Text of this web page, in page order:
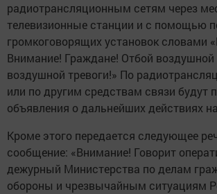
радиотрансляционным сетям через
телевизионные станции и с помощью
громкоговорящих установок словами
Внимание! Граждане! Отбой воздушной
воздушной тревоги!» По
или по другим средствам связи будут
объявления о дальнейших действиях
Кроме этого передается следующее
сообщение: «Внимание! Говорит
дежурный Министерства по делам
обороны и чрезвычайным ситуациям